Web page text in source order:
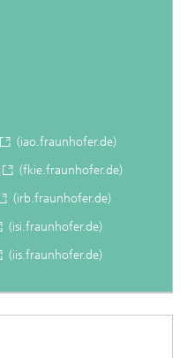
(iao.fraunhofer.de)
(fkie.fraunhofer.de)
(irb.fraunhofer.de)
(isi.fraunhofer.de)
(iis.fraunhofer.de)